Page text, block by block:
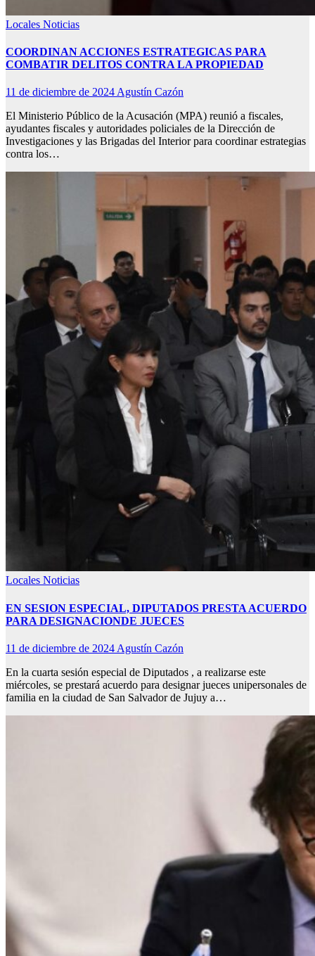
Locales Noticias
COORDINAN ACCIONES ESTRATEGICAS PARA
COMBATIR DELITOS CONTRA LA PROPIEDAD
11 de diciembre de 2024 Agustín Cazón
El Ministerio Público de la Acusación (MPA) reunió a fiscales,
ayudantes fiscales y autoridades policiales de la Dirección de
Investigaciones y las Brigadas del Interior para coordinar estrategias
contra los…
Locales Noticias
EN SESION ESPECIAL, DIPUTADOS PRESTA ACUERDO
PARA DESIGNACIONDE JUECES
11 de diciembre de 2024 Agustín Cazón
En la cuarta sesión especial de Diputados , a realizarse este
miércoles, se prestará acuerdo para designar jueces unipersonales de
familia en la ciudad de San Salvador de Jujuy a…